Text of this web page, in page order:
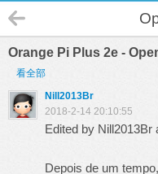
Orange Pi Plus 2e -
看全部
Nill2013Br
2018-2-14 20:10:55
Edited by Nill2013Br
Depois de um